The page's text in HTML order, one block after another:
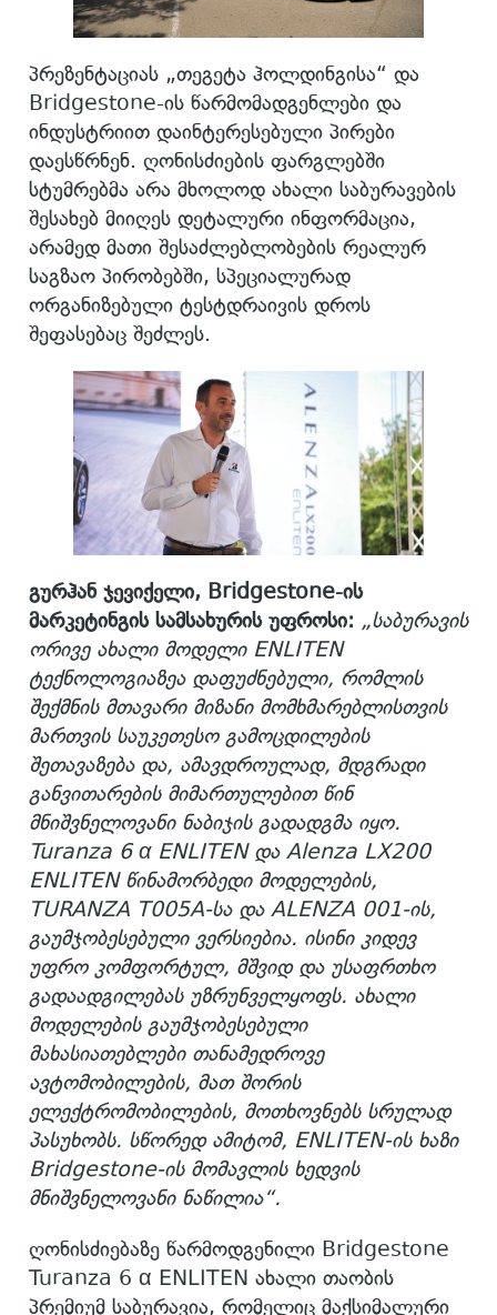
პრეზენტაციას „თეგეტა ჰოლდინგისა“ და
Bridgestone-ის წარმომადგენლები და
ინდუსტრიით დაინტერესებული პირები
დაესწრნენ. ღონისძიების ფარგლებში
სტუმრებმა არა მხოლოდ ახალი საბურავების
შესახებ მიიღეს დეტალური ინფორმაცია,
არამედ მათი შესაძლებლობების რეალურ
საგზაო პირობებში, სპეციალურად
ორგანიზებული ტესტდრაივის დროს
შეფასებაც შეძლეს.
გურჰან ჯევიქელი, Bridgestone-ის
მარკეტინგის სამსახურის უფროსი: „საბურავის
ორივე ახალი მოდელი ENLITEN
ტექნოლოგიაზეა დაფუძნებული, რომლის
შექმნის მთავარი მიზანი მომხმარებლისთვის
მართვის საუკეთესო გამოცდილების
შეთავაზება და, ამავდროულად, მდგრადი
განვითარების მიმართულებით წინ
მნიშვნელოვანი ნაბიჯის გადადგმაიყო.
Turanza 6 α ENLITEN და Alenza LX200
ENLITEN წინამორბედი მოდელების,
TURANZA T005A-სა და ALENZA 001-ის,
გაუმჯობესებული ვერსიებია. ისინი კიდევ
უფრო კომფორტულ, მშვიდ და უსაფრთხო
გადაადგილებას უზრუნველყოფს. ახალი
მოდელების გაუმჯობესებული
მახასიათებლები თანამედროვე
ავტომობილების, მათ შორის
ელექტრომობილების, მოთხოვნებს სრულად
პასუხობს. სწორედ ამიტომ, ENLITEN-ის ხაზი
Bridgestone-ის მომავლის ხედვის
მნიშვნელოვანი ნაწილია“.
ღონისძიებაზე წარმოდგენილი Bridgestone
Turanza 6 α ENLITEN ახალი თაობის
პრემიუმ საბურავია, რომელიც მაქსიმალური